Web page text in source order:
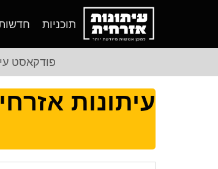
תוכניות
פודקאסט
עיתונות